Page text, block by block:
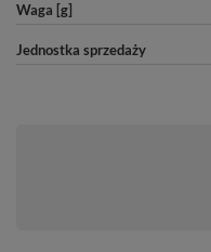
Waga [g]
Jednostka sprzedaży